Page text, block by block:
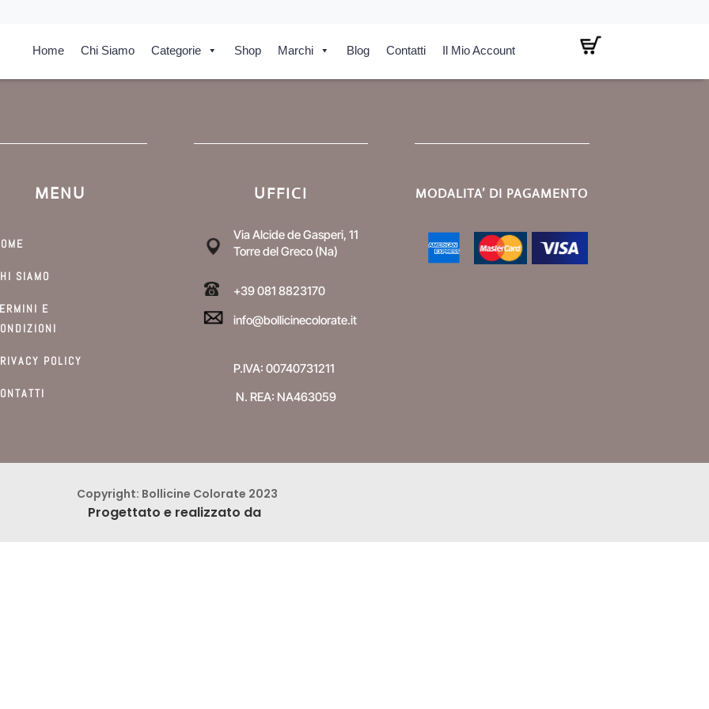
Home Chi Siamo Categorie Shop Marchi Blog Contatti Il Mio Account
MENU
SIAMO
E
POLICY
UFFICI
Via Alcide de Gasperi, 11
Torre del Greco (Na)
+39 081 8823170
info@bollicinecolorate.it
P.IVA: 00740731211
N. REA: NA463059
MODALITA’ DI PAGAMENTO
Copyright: Bollicine Colorate 2023
Progettato e realizzato da